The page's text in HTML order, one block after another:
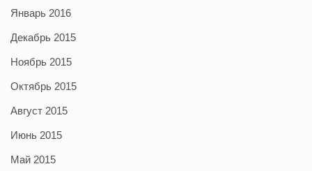
Январь 2016
Декабрь 2015
Ноябрь 2015
Октябрь 2015
Август 2015
Июнь 2015
Май 2015